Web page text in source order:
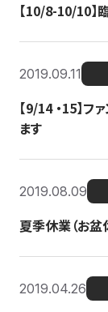
【10/8-10/10】
2019.09.11
【9/14 ・15】フ
ます
2019.08.09
夏季休業（お盆
2019.04.26